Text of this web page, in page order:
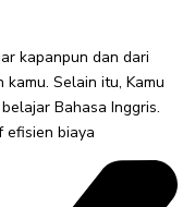
kapanpun dan dari
Selain itu, Kamu
Bahasa Inggris.
efisien biaya